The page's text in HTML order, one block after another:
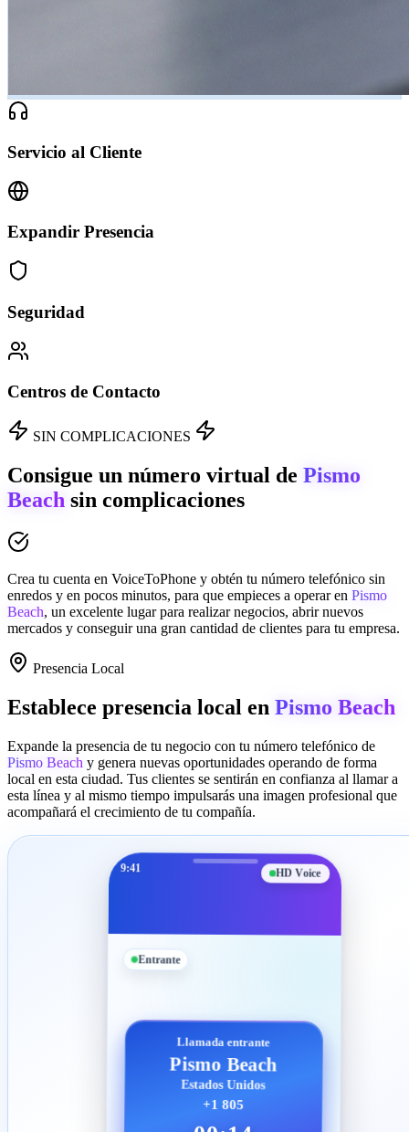
Servicio al Cliente
Expandir Presencia
Seguridad
Centros de Contacto
SIN COMPLICACIONES
Consigue un número virtual de Pismo
Beach sin complicaciones
Crea tu cuenta en VoiceToPhone y obtén tu número telefónico sin
enredos y en pocos minutos, para que empieces a operar en Pismo
Beach, un excelente lugar para realizar negocios, abrir nuevos
mercados y conseguir una gran cantidad de clientes para tu empresa.
Presencia Local
Establece presencia local en Pismo Beach
Expande la presencia de tu negocio con tu número telefónico de
Pismo Beach y genera nuevas oportunidades operando de forma
local en esta ciudad. Tus clientes se sentirán en confianza al llamar a
esta línea y al mismo tiempo impulsarás una imagen profesional que
acompañará el crecimiento de tu compañía.
9:41 HD Voice
Entrante
Llamada entrante
Pismo Beach
Estados Unidos
+1 805